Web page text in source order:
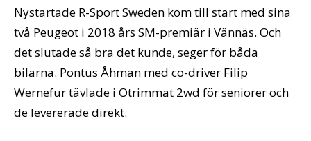
Nystartade R-Sport Sweden kom till start med sina
två Peugeot i 2018 års SM-premiär i Vännäs. Och
det slutade så bra det kunde, seger för båda
bilarna. Pontus Åhman med co-driver Filip
Wernefur tävlade i Otrimmat 2wd för seniorer och
de levererade direkt.